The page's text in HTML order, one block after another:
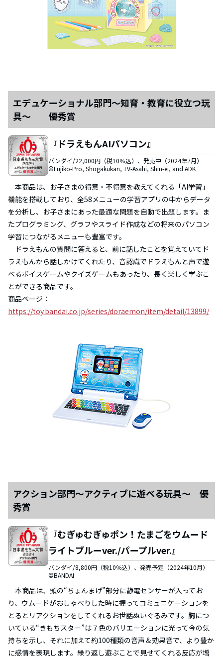
エデュケーショナル部門～知育・教育に役立つ玩
具～ 優秀賞
『ドラえもんAIパソコン』
バンダイ/22,000円（税10％込）、発売中（2024年7月）
©Fujiko-Pro, Shogakukan, TV-Asahi, Shin-ei, and ADK
本商品は、お子さまの得意・不得意を教えてくれる「AI学習」
機能を搭載しており、全58メニューの学習アプリの中からデータ
を分析し、お子さまにあった最適な問題を自動で出題します。ま
たプログラミング、グラフやスライド作成などの将来のパソコン
学習につながるメニューも豊富です。
ドラえもんの質問に答えると、前に話したことを覚えていてド
ラえもんから話しかけてくれたり、音認識でドラえもんと声で遊
べるボイスゲームやクイズゲームもあったり、長く楽しく学ぶこ
とができる商品です。
商品ページ：
https://toy.bandai.co.jp/series/doraemon/item/detail/13899/
アクション部門～アクティブに遊べる玩具～ 優
秀賞
『むぎゅむぎゅポン！たまごをウムード
ライトブルーver./パープルver.』
バンダイ/8,800円（税10％込）、発売予定（2024年10月）
©BANDAI
本商品は、頭の“ちょんまげ”部分に静電センサーが入ってお
り、ウムードがおしゃべりした時に握ってコミュニケーションを
とるとリアクションをしてくれるお世話ぬいぐるみです。胸につ
いている“きもちスター”は７色のバリエーションに光って今の気
持ちを示し、それに加えて約100種類の音声＆効果音で、より豊か
に感情を表現します。繰り返し遊ぶことで見せてくれる反応が増